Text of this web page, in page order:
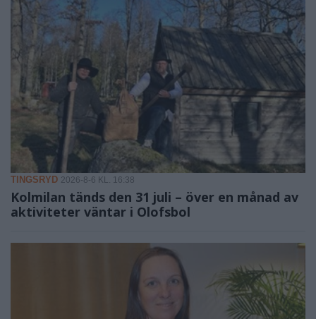
TINGSRYD 2026-8-6 KL. 16:38
Kolmilan tänds den 31 juli – över en månad av
aktiviteter väntar i Olofsbol